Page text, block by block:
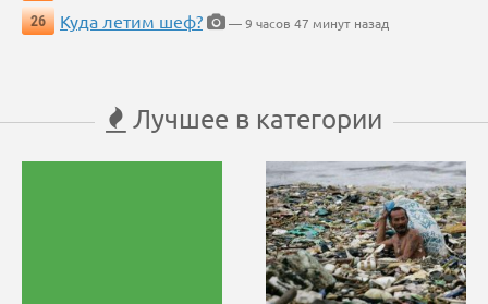
26
Куда летим шеф? — 9 часов 47 минут назад
Лучшее в категории